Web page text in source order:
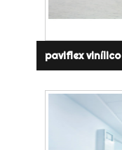
paviflex